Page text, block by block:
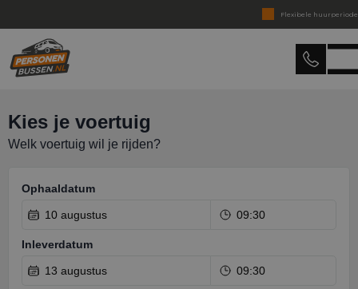
Flexibele huurperiode
Huren zonder creditcard
Binnen 15 min. reactie
Huren zonder verrassingen
Levering in heel Nederland